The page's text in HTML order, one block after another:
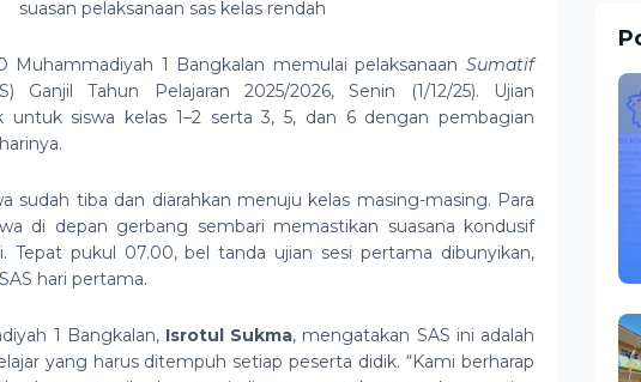
suasan pelaksanaan sas kelas rendah
Muhammadiyah 1 Bangkalan memulai pelaksanaanSumatif
Ganjil Tahun Pelajaran 2025/2026, Senin (1/12/25). Ujian
untuk siswa kelas 1–2 serta 3, 5, dan 6 dengan pembagian
sudah tiba dan diarahkan menuju kelas masing-masing. Para
di depan gerbang sembari memastikan suasana kondusif
Tepat pukul 07.00, bel tanda ujian sesi pertama dibunyikan,
hari pertama.
1 Bangkalan, Isrotul Sukma, mengatakan SAS ini adalah
yang harus ditempuh setiap peserta didik. “Kami berharap